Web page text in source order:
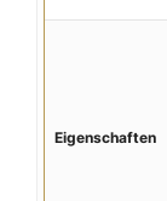
Eigenschaften